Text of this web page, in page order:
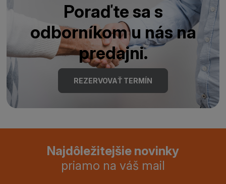
Poraďte sa s
odborníkom u nás na
predajni.
REZERVOVAŤ TERMÍN
Najdôležitejšie novinky
priamo na váš mail